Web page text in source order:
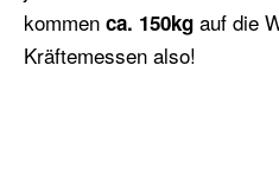
kommen ca. 150kg auf die
Kräftemessen also!